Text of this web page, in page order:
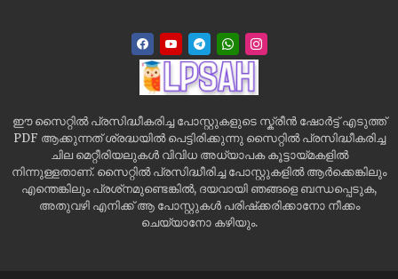
ഈ സൈറ്റിൽ പ്രസിദ്ധീകരിച്ച പോസ്റ്റുകളുടെ സ്ക്രീൻ ഷോർട്ട് എടുത്ത്
PDF ആക്കുന്നത് ശ്രദ്ധയിൽ പെട്ടിരിക്കുന്നു സൈറ്റിൽ പ്രസിദ്ധീകരിച്ച
ചില മെറ്റീരിയലുകൾ വിവിധ അധ്യാപക കൂട്ടായ്മകളിൽ
നിന്നുള്ളതാണ്. സൈറ്റിൽ പ്രസിദ്ധീരിച്ച പോസ്റ്റുകളിൽ ആർക്കെങ്കിലും
എന്തെങ്കിലും പ്രശ്‌നമുണ്ടെങ്കിൽ, ദയവായി ഞങ്ങളെ ബന്ധപ്പെടുക,
അതുവഴി എനിക്ക് ആ പോസ്റ്റുകൾ പരിഷ്‌ക്കരിക്കാനോ നീക്കം
ചെയ്യാനോ കഴിയും.